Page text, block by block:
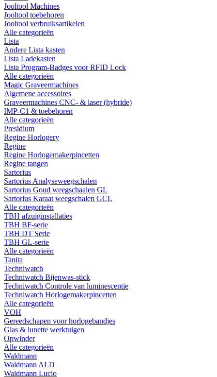
Jooltool Machines
Jooltool toebehoren
Jooltool verbruiksartikelen
Alle categorieën
Lista
Andere Lista kasten
Lista Ladekasten
Lista Program-Badges voor RFID Lock
Alle categorieën
Magic Graveermachines
Algemene accessoires
Graveermachines CNC- & laser (hybride)
IMP-C1 & toebehoren
Alle categorieën
Presidium
Regine Horlogery
Regine
Regine Horlogemakerpincetten
Regine tangen
Sartorius
Sartorius Analyseweegschalen
Sartorius Goud weegschaalen GL
Sartorius Karaat weegschalen GCL
Alle categorieën
TBH afzuiginstallaties
TBH BF-serie
TBH DT Serie
TBH GL-serie
Alle categorieën
Tanita
Techniwatch
Techniwatch Bijenwas-stick
Techniwatch Controle van luminescentie
Techniwatch Horlogemakerpincetten
Alle categorieën
VOH
Gereedschapen voor horlogebandjes
Glas & lunette werktuigen
Opwinder
Alle categorieën
Waldmann
Waldmann ALD
Waldmann Lucio